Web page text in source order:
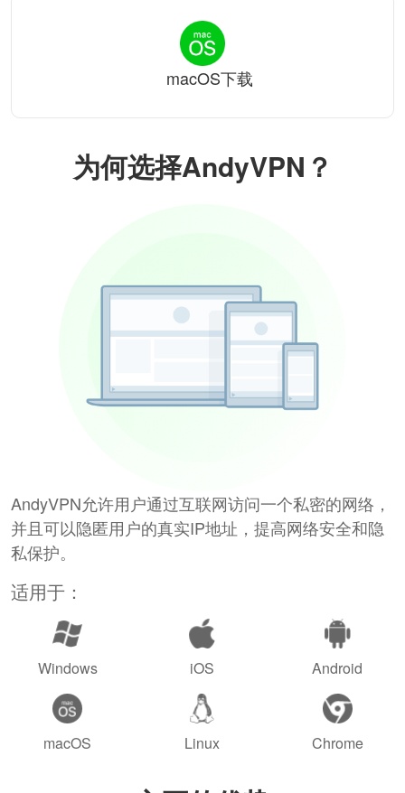
为何选择AndyVPN？
AndyVPN允许用户通过互联网访问一个私密的网络，
并且可以隐匿用户的真实IP地址，提高网络安全和隐
私保护。
适用于：
Windows iOS Android
macOS Linux Chrome
macOS下载